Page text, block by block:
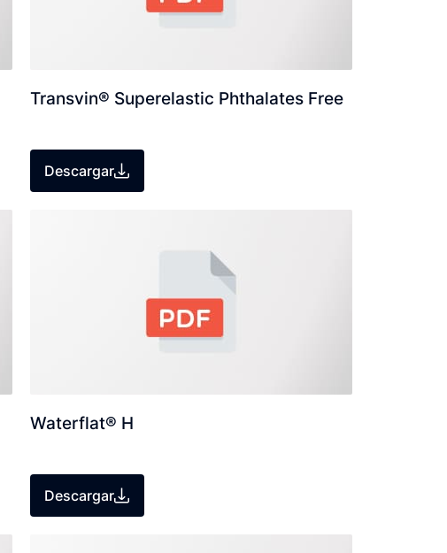
Transvin® Superelastic Phthalates Free
Descargar
Waterflat® H
Descargar